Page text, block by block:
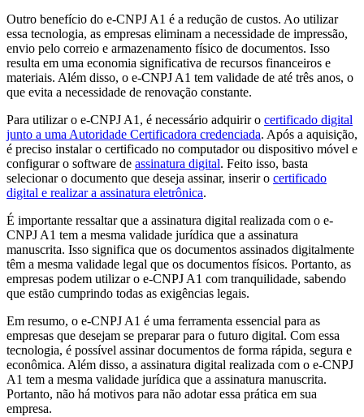
Outro benefício do e-CNPJ A1 é a redução de custos. Ao utilizar
essa tecnologia, as empresas eliminam a necessidade de impressão,
envio pelo correio e armazenamento físico de documentos. Isso
resulta em uma economia significativa de recursos financeiros e
materiais. Além disso, o e-CNPJ A1 tem validade de até três anos, o
que evita a necessidade de renovação constante.
Para utilizar o e-CNPJ A1, é necessário adquirir o certificado digital
junto a uma Autoridade Certificadora credenciada. Após a aquisição,
é preciso instalar o certificado no computador ou dispositivo móvel e
configurar o software de assinatura digital. Feito isso, basta
selecionar o documento que deseja assinar, inserir o certificado
digital e realizar a assinatura eletrônica.
É importante ressaltar que a assinatura digital realizada com o e-
CNPJ A1 tem a mesma validade jurídica que a assinatura
manuscrita. Isso significa que os documentos assinados digitalmente
têm a mesma validade legal que os documentos físicos. Portanto, as
empresas podem utilizar o e-CNPJ A1 com tranquilidade, sabendo
que estão cumprindo todas as exigências legais.
Em resumo, o e-CNPJ A1 é uma ferramenta essencial para as
empresas que desejam se preparar para o futuro digital. Com essa
tecnologia, é possível assinar documentos de forma rápida, segura e
econômica. Além disso, a assinatura digital realizada com o e-CNPJ
A1 tem a mesma validade jurídica que a assinatura manuscrita.
Portanto, não há motivos para não adotar essa prática em sua
empresa.